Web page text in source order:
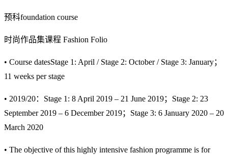
预科foundation course
时尚作品集课程 Fashion Folio
• Course datesStage 1: April / Stage 2: October / Stage 3: January；
11 weeks per stage
• 2019/20：Stage 1: 8 April 2019 – 21 June 2019；Stage 2: 23
September 2019 – 6 December 2019；Stage 3: 6 January 2020 – 20
March 2020
• The objective of this highly intensive fashion programme is for